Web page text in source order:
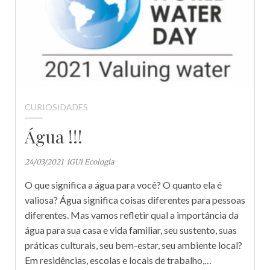
CURIOSIDADES
Água !!!
24/03/2021 iGUi Ecologia
O que significa a água para você? O quanto ela é
valiosa? Água significa coisas diferentes para pessoas
diferentes. Mas vamos refletir qual a importância da
água para sua casa e vida familiar, seu sustento, suas
práticas culturais, seu bem-estar, seu ambiente local?
Em residências, escolas e locais de trabalho,…